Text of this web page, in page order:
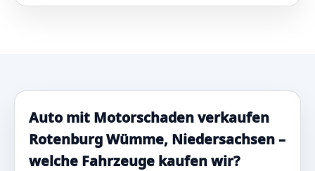
Auto mit Motorschaden verkaufen
Rotenburg Wümme, Niedersachsen –
welche Fahrzeuge kaufen wir?